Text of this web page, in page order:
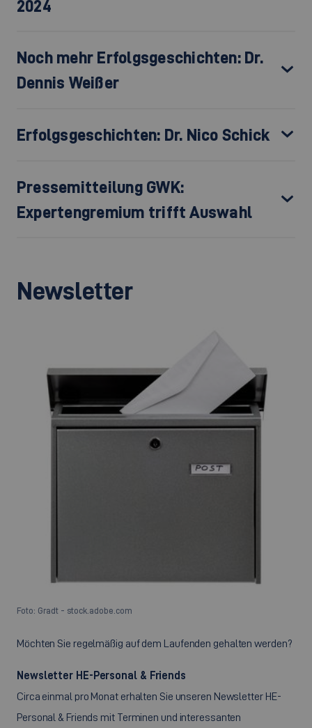
2024
Noch mehr Erfolgsgeschichten: Dr.
Dennis Weißer
Erfolgsgeschichten: Dr. Nico Schick
Pressemitteilung GWK:
Expertengremium trifft Auswahl
Newsletter
Foto: Gradt - stock.adobe.com
Möchten Sie regelmäßig auf dem Laufenden gehalten werden?
Newsletter HE-Personal & Friends
Circa einmal pro Monat erhalten Sie unseren Newsletter HE-
Personal & Friends mit Terminen und interessanten